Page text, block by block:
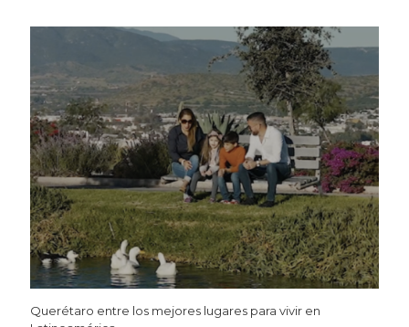
Querétaro entre los mejores lugares para vivir en